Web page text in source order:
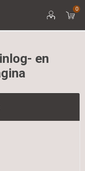
0
en